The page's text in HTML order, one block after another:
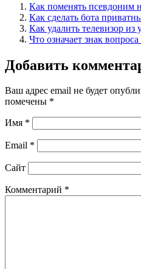
Как поменять псевдоним
Как сделать бота
Как удалить телевизор из
Что означает знак
Добавить
Ваш адрес email не будет
помечены *
Имя *
Email *
Сайт
Комментарий *